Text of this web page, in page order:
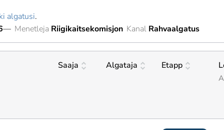
algatusi.
— Menetleja Riigikaitsekomisjon Kanal Rahvaalgatus
Saaja Algataja Etapp